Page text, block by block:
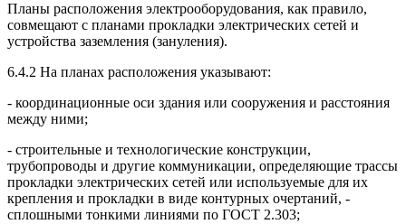
Планы расположения электрооборудования, как правило,
совмещают с планами прокладки электрических сетей и
устройства заземления (зануления).
6.4.2 На планах расположения указывают:
- координационные оси здания или сооружения и расстояния
между ними;
- строительные и технологические конструкции,
трубопроводы и другие коммуникации, определяющие трассы
прокладки электрических сетей или используемые для их
крепления и прокладки в виде контурных очертаний, -
сплошными тонкими линиями по ГОСТ 2.303;